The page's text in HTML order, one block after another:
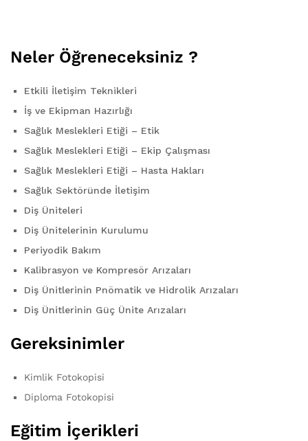
Neler Öğreneceksiniz ?
Etkili İletişim Teknikleri
İş ve Ekipman Hazırlığı
Sağlık Meslekleri Etiği – Etik
Sağlık Meslekleri Etiği – Ekip Çalışması
Sağlık Meslekleri Etiği – Hasta Hakları
Sağlık Sektöründe İletişim
Diş Üniteleri
Diş Ünitelerinin Kurulumu
Periyodik Bakım
Kalibrasyon ve Kompresör Arızaları
Diş Ünitlerinin Pnömatik ve Hidrolik Arızaları
Diş Ünitlerinin Güç Ünite Arızaları
Gereksinimler
Kimlik Fotokopisi
Diploma Fotokopisi
Eğitim İçerikleri